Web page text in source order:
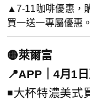
▲7-11咖啡優惠，
買一送一專屬優惠
🟡萊爾富
📍APP｜4月1
◾大杯特濃美